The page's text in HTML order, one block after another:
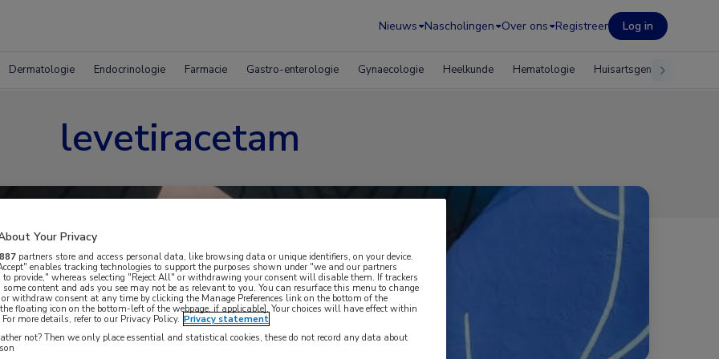
Nieuws Nascholingen Over ons Registreer Log in
Dermatologie Endocrinologie Farmacie Gastro-enterologie Gynaecologie Heelkunde Hematologie Huisartsgeneeskunde
levetiracetam
Your Privacy
887 partners store and access personal data, like browsing data or unique identifiers, on your device.
enables tracking technologies to support the purposes shown under "we and our partners
to provide," whereas selecting "Reject All" or withdrawing your consent will disable them. If trackers
some content and ads you see may not be as relevant to you. You can resurface this menu to change
or withdraw consent at any time by clicking the Manage Preferences link on the bottom of the
floating icon on the bottom-left of the webpage, if applicable]. Your choices will have effect within
more details, refer to our Privacy Policy. Privacy statement
not? Then we only place essential and statistical cookies, these do not record any data about